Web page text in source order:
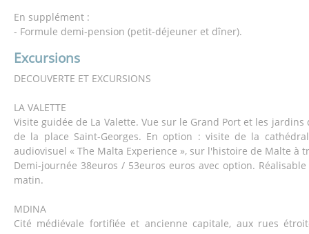
En supplément :
- Formule demi-pension (petit-déjeuner et dîner).
Excursions
DECOUVERTE ET EXCURSIONS
LA VALETTE
Visite guidée de La Valette. Vue sur le Grand Port et les jardins
de la place Saint-Georges. En option : visite de la
audiovisuel « The Malta Experience », sur l'histoire de Malte à
Demi-journée 38euros / 53euros euros avec option.
matin.
MDINA
Cité médiévale fortifiée et ancienne capitale, aux rues